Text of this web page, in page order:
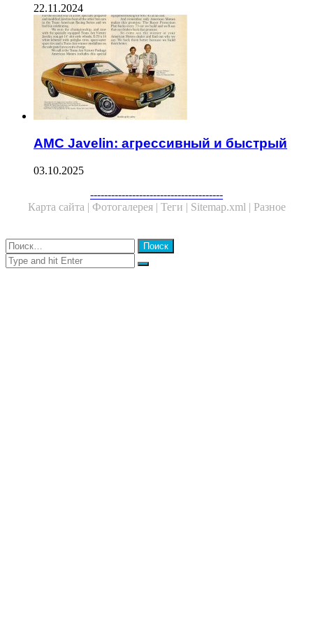
22.11.2024
AMC Javelin: агрессивный и быстрый
03.10.2025
--------------------------------------
Карта сайта | Фотогалерея | Теги | Sitemap.xml | Разное
Close
Найти:
Close
Search